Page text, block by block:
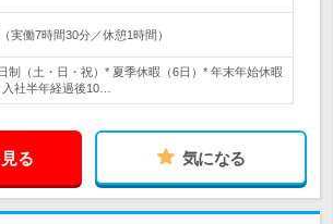
実働7時間30分／休憩1時間）
制（土・日・祝）* 夏季休暇（6日）* 年末年始休暇
社半年経過後10…
る 気になる